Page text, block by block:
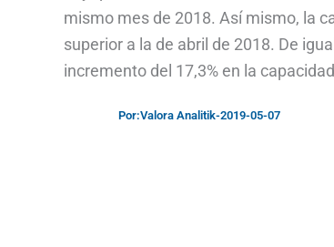
mismo mes de 2018. Así mismo, la
superior a la de abril de 2018. De
incremento del 17,3% en la
Por:Valora Analitik-2019-05-07